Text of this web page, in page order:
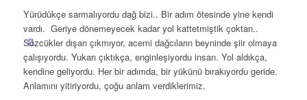
Yürüdükçe sarmalıyordu dağ bizi.. Bir adım ötesinde yine kendi
vardı. Geriye dönemeyecek kadar yol kattetmiştik çoktan..
Sözcükler dışarı çıkmıyor, acemi dağcıların beyninde şiir olmaya
çalışıyordu. Yukarı çıktıkça, enginleşiyordu insan. Yol aldıkça,
kendine geliyordu. Her bir adımda, bir yükünü bırakıyordu geride.
Anlamını yitiriyordu, çoğu anlam verdiklerimiz.